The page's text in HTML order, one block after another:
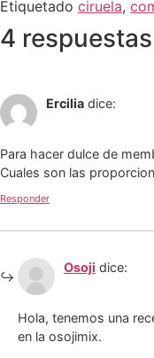
Etiquetado ciruela,
4 respuestas
Ercilia dice:
Para hacer dulce de
Cuales son las
Responder
Osoji dice:
Hola, tenemos una
en la osojimix.